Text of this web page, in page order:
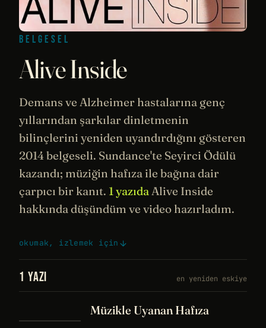
BELGESEL
Alive Inside
Demans ve Alzheimer hastalarına genç
yıllarından şarkılar dinletmenin
bilinçlerini yeniden uyandırdığını gösteren
2014 belgeseli. Sundance'te Seyirci Ödülü
kazandı; müziğin hafıza ile bağına dair
çarpıcı bir kanıt. 1 yazıdaAlive Inside
hakkında düşündüm ve video hazırladım.
okumak, izlemek için
1 YAZI en yeniden eskiye
Müzikle Uyanan Hafıza